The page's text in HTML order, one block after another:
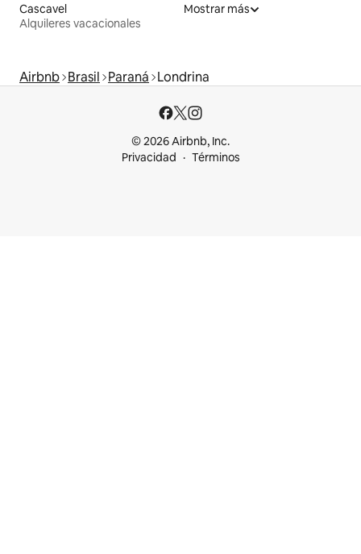
Cascavel
Alquileres vacacionales
Mostrar más
Airbnb Brasil Paraná Londrina
© 2026 Airbnb, Inc.
Privacidad
Términos